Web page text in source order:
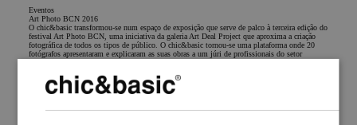
Eventos
Art Photo BCN 2016
O chic&basic transformou-se num espaço de exposição que serve de palco à terceira edição do
festival Art Photo BCN, uma iniciativa da galeria Art Deal Project que aproxima a criação
fotográfica de todos os tipos de público. O chic&basic tornou-se uma plataforma onde 20
fotógrafos apresentaram e explicaram as suas obras a um júri de profissionais do setor
SPANISH